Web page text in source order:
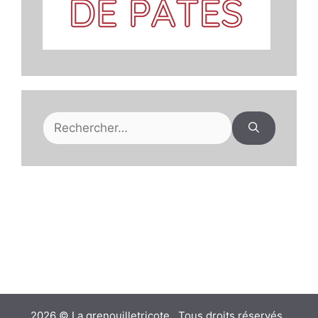
Rechercher :
2026 © La grenouilletricote . Tous droits réservés .